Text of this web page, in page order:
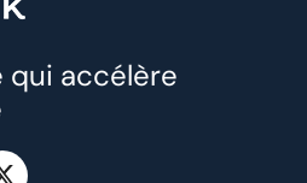
qui accélère